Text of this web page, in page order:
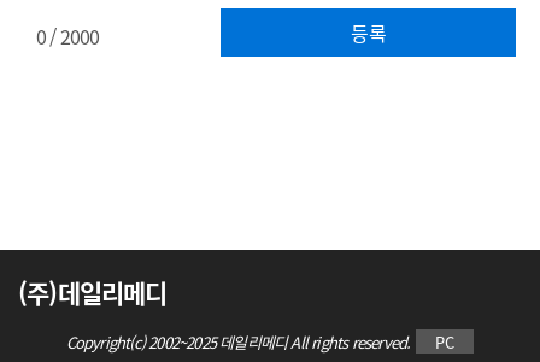
등록
0/ 2000
(주)데일리메디
Copyright(c) 2002~2025 데일리메디 All rights reserved. PC